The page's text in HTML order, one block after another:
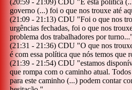
(20:59 - 21:09) CDU "É esta política
governo (...) foi o que nos trouxe até
(21:09 - 21:13) CDU "Foi o que nos
urgências fechadas, foi o que nos
problema dos trabalhadores por turno...
(21:31 - 21:36) CDU "O que nos
é com essa política que nós temos que
(21:39 - 21:54) CDU "estamos
que rompa com o caminho atual.
para este caminho (...) podem contar